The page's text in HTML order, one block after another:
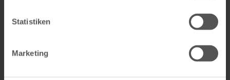
Statistiken
Marketing